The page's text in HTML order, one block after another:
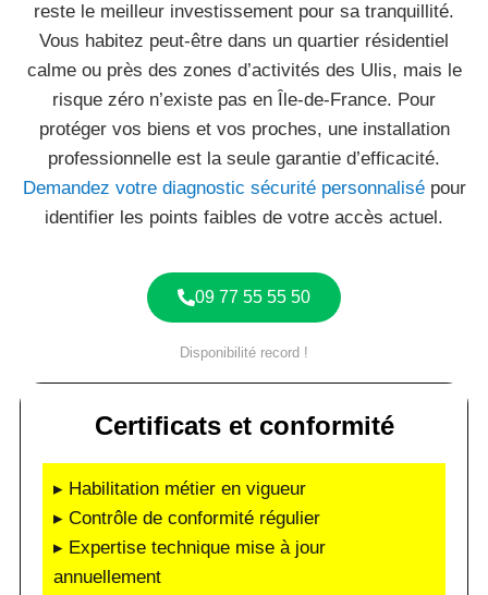
reste le meilleur investissement pour sa tranquillité.
Vous habitez peut-être dans un quartier résidentiel
calme ou près des zones d’activités des Ulis, mais le
risque zéro n’existe pas en Île-de-France. Pour
protéger vos biens et vos proches, une installation
professionnelle est la seule garantie d’efficacité.
Demandez votre diagnostic sécurité personnalisépour
identifier les points faibles de votre accès actuel.
09 77 55 55 50
Disponibilité record !
Certificats et conformité
▸ Habilitation métier en vigueur
▸ Contrôle de conformité régulier
▸ Expertise technique mise à jour
annuellement